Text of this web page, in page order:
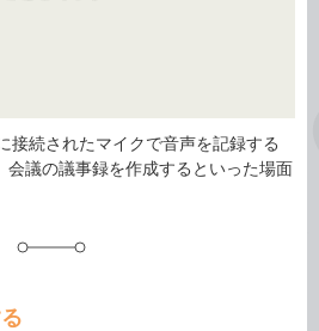
接続されたマイクで音声を記録する
会議の議事録を作成するといった場面